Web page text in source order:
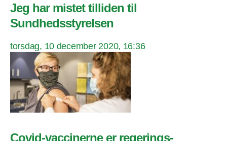
Jeg har mistet tilliden til
Sundhedsstyrelsen
torsdag, 10 december 2020, 16:36
Covid-vaccinerne er regerings-